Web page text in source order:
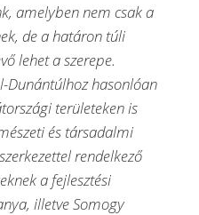
amelyben nem csak a
de a határon túli
lehet a szerepe.
Dunántúlhoz hasonlóan
területeken is
és társadalmi
rendelkező
a fejlesztési
illetve Somogy